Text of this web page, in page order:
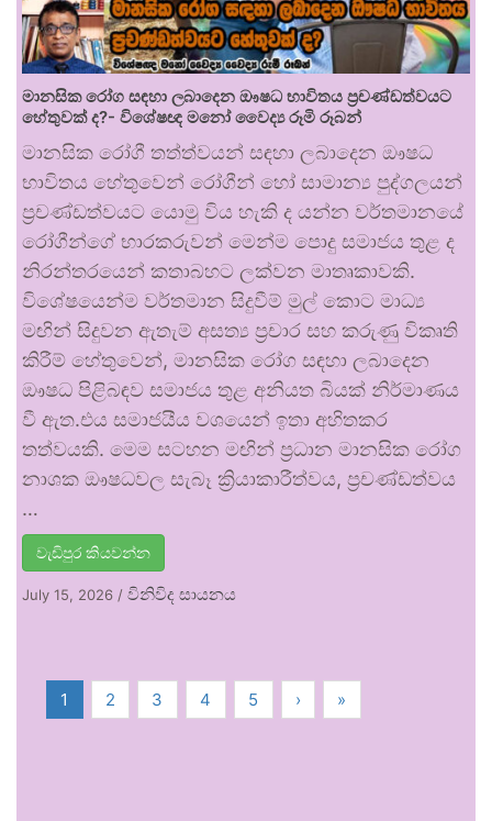
මානසික රෝග සඳහා ලබාදෙන ඖෂධ භාවිතය ප්‍රචණ්ඩත්වයට
හේතුවක් ද?- විශේෂඥ මනෝ වෛද්‍ය රූමි රූබන්
මානසික රෝගී තත්ත්වයන් සඳහා ලබාදෙන ඖෂධ
භාවිතය හේතුවෙන් රෝගීන් හෝ සාමාන්‍ය පුද්ගලයන්
ප්‍රචණ්ඩත්වයට යොමු විය හැකි ද යන්න වර්තමානයේ
රෝගීන්ගේ භාරකරුවන් මෙන්ම පොදු සමාජය තුළ ද
නිරන්තරයෙන් කතාබහට ලක්වන මාතෘකාවකි.
විශේෂයෙන්ම වර්තමාන සිදුවීම් මුල් කොට මාධ්‍ය
මඟින් සිදුවන ඇතැම් අසත්‍ය ප්‍රචාර සහ කරුණු විකෘති
කිරීම් හේතුවෙන්, මානසික රෝග සඳහා ලබාදෙන
ඖෂධ පිළිබඳව සමාජය තුළ අනියත බියක් නිර්මාණය
වී ඇත.එය සමාජයීය වශයෙන් ඉතා අහිතකර
තත්වයකි. මෙම සටහන මඟින් ප්‍රධාන මානසික රෝග
නාශක ඖෂධවල සැබෑ ක්‍රියාකාරීත්වය, ප්‍රචණ්ඩත්වය
…
වැඩිපුර කියවන්න
July 15, 2026 / විනිවිද සායනය
1 2 3 4 5 › »